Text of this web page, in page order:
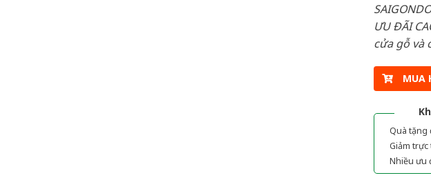
ƯU ĐÃI
cửa gỗ và
MUA
Quà tặng
Giảm
Nhiều ưu